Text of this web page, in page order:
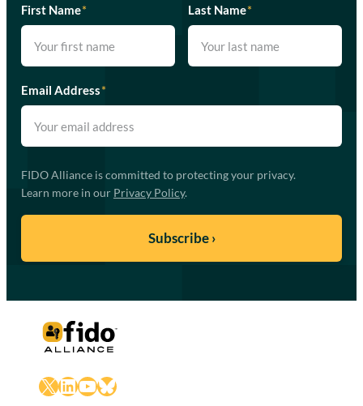
First Name* Last Name*
Email Address*
FIDO Alliance is committed to protecting your privacy.
Learn more in our Privacy Policy.
X LinkedIn
YouTube
Bluesky